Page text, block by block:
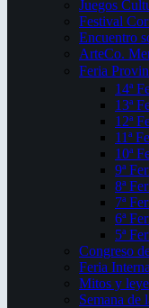
Juegos
Festival
Encuentro
ArteCo.
Feria
14ª
13ª
12ª
11ª
10ª
9ª
8ª
7ª
6ª
5ª
Congreso
Feria
Mitos y
Semana de